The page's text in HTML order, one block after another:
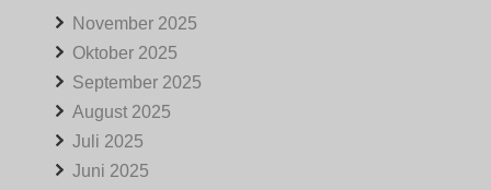
November 2025
Oktober 2025
September 2025
August 2025
Juli 2025
Juni 2025